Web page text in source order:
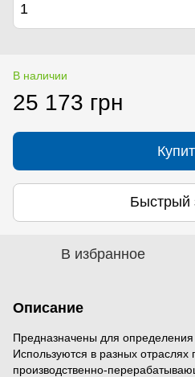
1
В наличии
25 173 грн
Быстрый
В избранное
Описание
Предназначены для определения
Используются в разных
производственно-